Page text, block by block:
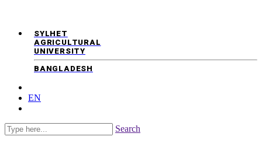
SYLHET
AGRICULTURAL
UNIVERSITY
BANGLADESH
EN
Search